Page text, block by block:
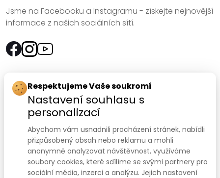
Jsme na Facebooku a Instagramu - získejte nejnovější
informace z našich sociálních sítí.
Rychlý kontakt:
SANOMED, spol. s r.o.
Palackého třída 240/75
612 00 Brno-Královo Pole
Prodejna:+420 541 422 911,+420 541 422 912
e-mail:prodejna@sanomed.cz
Respektujeme Vaše soukromí
Nastavení souhlasu s
personalizací
Abychom vám usnadnili procházení stránek, nabídli
přizpůsobený obsah nebo reklamu a mohli
anonymně analyzovat návštěvnost, využíváme
soubory cookies, které sdílíme se svými partnery pro
sociální média, inzerci a analýzu. Jejich nastavení